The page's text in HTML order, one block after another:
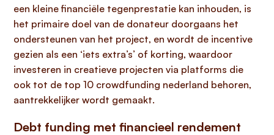
een kleine financiële tegenprestatie kan inhouden, is
het primaire doel van de donateur doorgaans het
ondersteunen van het project, en wordt de incentive
gezien als een ‘iets extra’s’ of korting, waardoor
investeren in creatieve projecten via platforms die
ook tot de top 10 crowdfunding nederland behoren,
aantrekkelijker wordt gemaakt.
Debt funding met financieel rendement